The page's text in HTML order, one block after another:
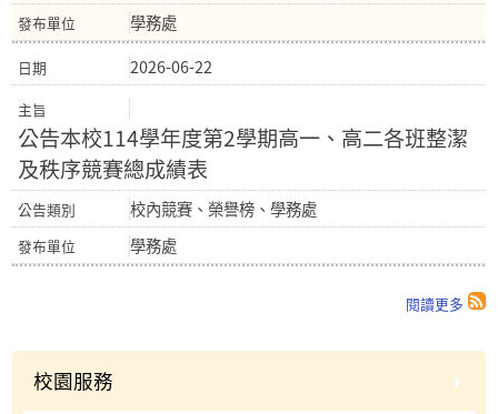
學務處
2026-06-22
公告本校114學年度第2學期高一、高二各班整潔
及秩序競賽總成績表
校內競賽、榮譽榜、學務處
學務處
閱讀更多
校園服務